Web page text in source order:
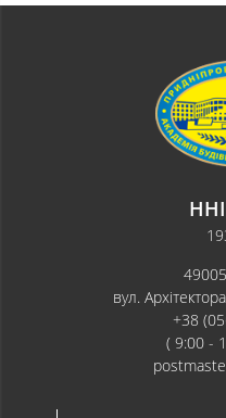
вул.
+38
( 9:00 -